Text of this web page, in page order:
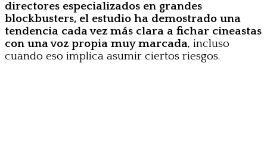
directores especializados en grandes
blockbusters, el estudio ha demostrado una
tendencia cada vez más clara a fichar cineastas
con una voz propia muy marcada, incluso
cuando eso implica asumir ciertos riesgos.